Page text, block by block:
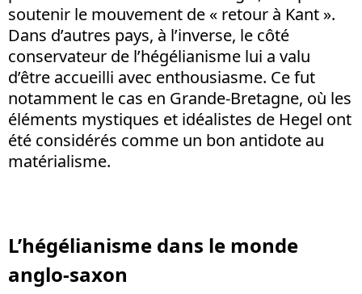
soutenir le mouvement de « retour à Kant ».
Dans d’autres pays, à l’inverse, le côté
conservateur de l’hégélianisme lui a valu
d’être accueilli avec enthousiasme. Ce fut
notamment le cas en Grande-Bretagne, où les
éléments mystiques et idéalistes de Hegel ont
été considérés comme un bon antidote au
matérialisme.
L’hégélianisme dans le monde
anglo-saxon